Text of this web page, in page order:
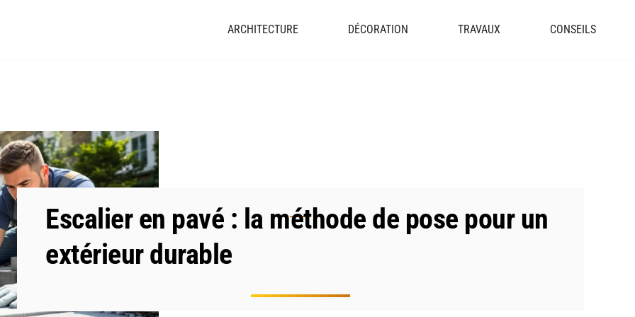
ARCHITECTURE DÉCORATION TRAVAUX CONSEILS
Escalier en pavé : la méthode de pose pour un
extérieur durable